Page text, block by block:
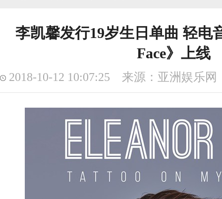
李凯馨发行19岁生日单曲 轻电
Face》上线
2018-10-12 10:07:25 来源：亚洲娱乐网